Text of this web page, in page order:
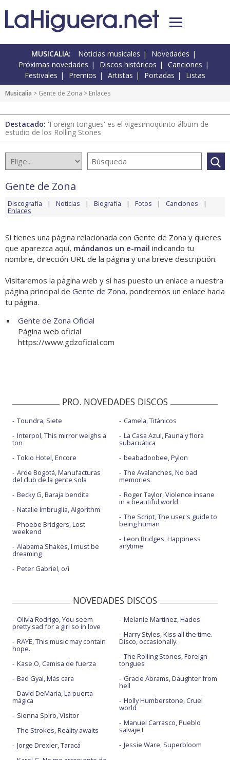
MUSICALIA: Noticias musicales
Novedades
Próximas novedades
Discos históricos
Canciones
Festivales
Premios Artistas Portadas Listas
Musicalia > Gente de Zona > Enlaces
Destacado: 'Foreign tongues' es el vigesimoquinto álbum de
estudio de los Rolling Stones
Gente de Zona
Discografía Noticias Biografía Fotos Canciones
Enlaces
Si tienes una página relacionada con Gente de Zona y quieres
que aparezca aquí, mándanos un e-mail indicando tu
nombre, dirección URL de la página y una breve descripción.
Visitaremos la página web y si has puesto un enlace a nuestra
página principal de Gente de Zona, pondremos un enlace hacia
tu página.
Gente de Zona Oficial
Página web oficial
https://www.gdzoficial.com
PRO. NOVEDADES DISCOS
Toundra, Siete
Interpol, This mirror weighs a
ton
Tokio Hotel, Encore
Arde Bogotá, Manufacturas
del club de la gente sola
Becky G, Baraja bendita
Natalie Imbruglia, Algorithm
Phoebe Bridgers, Lost
weekend
Alabama Shakes, I must be
dreaming
Peter Gabriel, o/i
Camela, Titánicos
La Casa Azul, Fauna y flora
subacuática
beabadoobee, Pylon
The Avalanches, No bad
memories
Roger Taylor, Violence insane
in a beautiful world
The Script, The user's guide to
being human
Leon Bridges, Happiness
anytime
NOVEDADES DISCOS
Olivia Rodrigo, You seem
pretty sad for a girl so in love
RAYE, This music may contain
hope.
Kase.O, Camisa de fuerza
Bad Gyal, Más cara
David DeMaría, La puerta
mágica
Sienna Spiro, Visitor
The Strokes, Reality awaits
Jorge Drexler, Taracá
Melanie Martinez, Hades
Harry Styles, Kiss all the time.
Disco, occasionally.
The Rolling Stones, Foreign
tongues
Gracie Abrams, Daughter from
hell
Holly Humberstone, Cruel
world
Manuel Carrasco, Pueblo
salvaje I
Jessie Ware, Superbloom